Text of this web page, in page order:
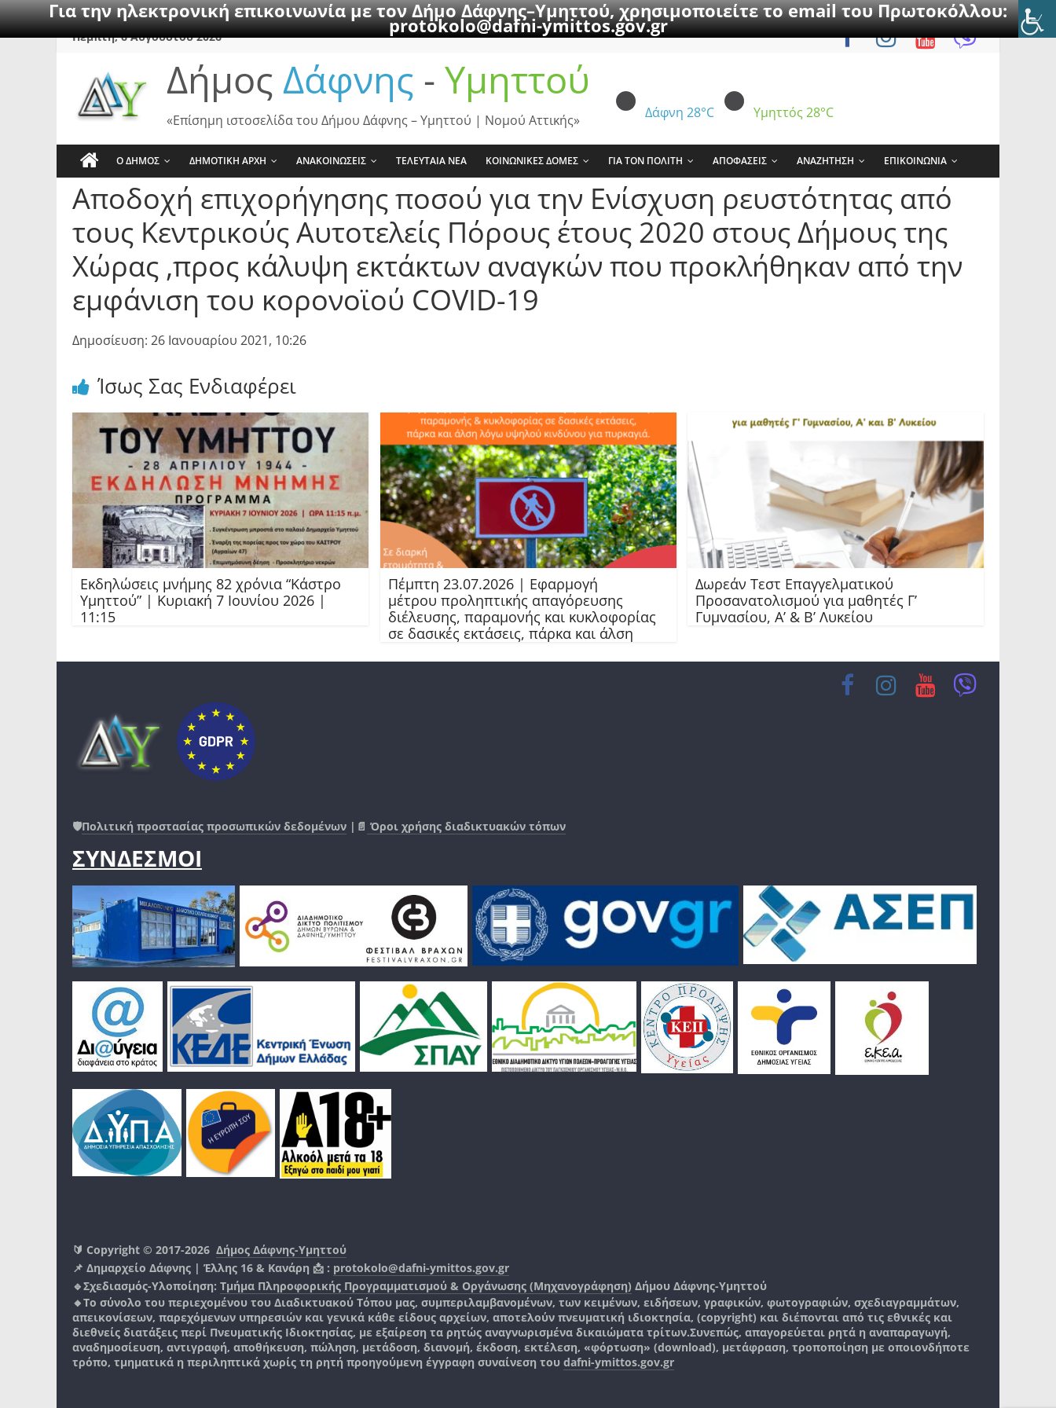
Για την ηλεκτρονική επικοινωνία με τον Δήμο Δάφνης–Υμηττού, χρησιμοποιείτε το email του Πρωτοκόλλου:
protokolo@dafni-ymittos.gov.gr
SkipΠέμπτη, 6 Αυγούστου 2026
Δήμος Δάφνης - Υμηττού
Δάφνη 28°C Υμηττός 28°C
«Επίσημη ιστοσελίδα του Δήμου Δάφνης – Υμηττού | Νομού Αττικής»
Ο ΔΗΜΟΣ ΔΗΜΟΤΙΚΗ ΑΡΧΗ ΑΝΑΚΟΙΝΩΣΕΙΣ ΤΕΛΕΥΤΑΙΑ ΝΕΑ ΚΟΙΝΩΝΙΚΕΣ ΔΟΜΕΣ ΓΙΑ ΤΟΝ ΠΟΛΙΤΗ ΑΠΟΦΑΣΕΙΣ ΑΝΑΖΗΤΗΣΗ ΕΠΙΚΟΙΝΩΝΙΑ
Αποδοχή επιχορήγησης ποσού για την Ενίσχυση ρευστότητας από
τους Κεντρικούς Αυτοτελείς Πόρους έτους 2020 στους Δήμους της
Χώρας ,προς κάλυψη εκτάκτων αναγκών που προκλήθηκαν από την
εμφάνιση του κορονοϊού COVID-19
Δημοσίευση: 26 Ιανουαρίου 2021, 10:26
Ίσως Σας Ενδιαφέρει
Εκδηλώσεις μνήμης 82 χρόνια “Κάστρο
Υμηττού” | Κυριακή 7 Ιουνίου 2026 |
11:15
Πέμπτη 23.07.2026 | Εφαρμογή
μέτρου προληπτικής απαγόρευσης
διέλευσης, παραμονής και κυκλοφορίας
σε δασικές εκτάσεις, πάρκα και άλση
Δωρεάν Τεστ Επαγγελματικού
Προσανατολισμού για μαθητές Γ’
Γυμνασίου, Α’ & Β’ Λυκείου
🛡️Πολιτική προστασίας προσωπικών δεδομένων |📄 Όροι χρήσης διαδικτυακών τόπων
ΣΥΝΔΕΣΜΟΙ
🔰 Copyright © 2017-2026 Δήμος Δάφνης-Υμηττού
📌 Δημαρχείο Δάφνης | Έλλης 16 & Κανάρη 📩 : protokolo@dafni-ymittos.gov.gr
🔹Σχεδιασμός-Υλοποίηση: Τμήμα Πληροφορικής Προγραμματισμού & Οργάνωσης (Μηχανογράφηση) Δήμου Δάφνης-Υμηττού
🔸Το σύνολο του περιεχομένου του Διαδικτυακού Τόπου μας, συμπεριλαμβανομένων, των κειμένων, ειδήσεων, γραφικών, φωτογραφιών, σχεδιαγραμμάτων,
απεικονίσεων, παρεχόμενων υπηρεσιών και γενικά κάθε είδους αρχείων, αποτελούν πνευματική ιδιοκτησία, (copyright) και διέπονται από τις εθνικές και
διεθνείς διατάξεις περί Πνευματικής Ιδιοκτησίας, με εξαίρεση τα ρητώς αναγνωρισμένα δικαιώματα τρίτων.Συνεπώς, απαγορεύεται ρητά η αναπαραγωγή,
αναδημοσίευση, αντιγραφή, αποθήκευση, πώληση, μετάδοση, διανομή, έκδοση, εκτέλεση, «φόρτωση» (download), μετάφραση, τροποποίηση με οποιονδήποτε
τρόπο, τμηματικά η περιληπτικά χωρίς τη ρητή προηγούμενη έγγραφη συναίνεση του dafni-ymittos.gov.gr